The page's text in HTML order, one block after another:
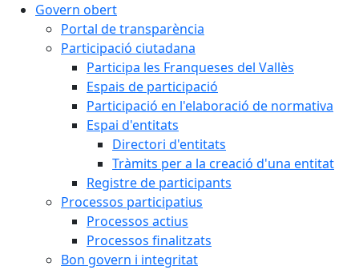
Govern obert
Portal de transparència
Participació ciutadana
Participa les Franqueses del Vallès
Espais de participació
Participació en l'elaboració de normativa
Espai d'entitats
Directori d'entitats
Tràmits per a la creació d'una entitat
Registre de participants
Processos participatius
Processos actius
Processos finalitzats
Bon govern i integritat